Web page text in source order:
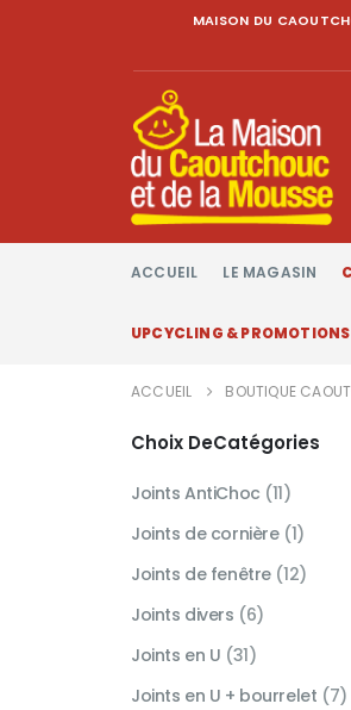
MAISON DU
ACCUEIL LE MAGASIN
UPCYCLING & PROMOTIONS
ACCUEIL BOUTIQUE
Choix DeCatégories
Joints AntiChoc (11)
Joints de cornière (1)
Joints de fenêtre (12)
Joints divers (6)
Joints en U (31)
Joints en U + bourrelet (7)